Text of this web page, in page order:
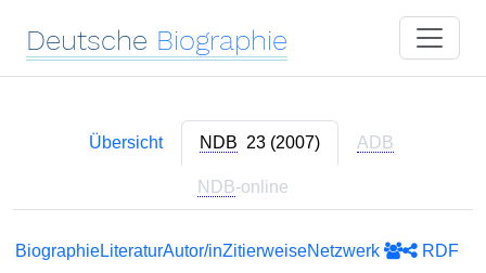
Deutsche Biographie
Übersicht NDB 23 (2007) ADB
NDB-online
BiographieLiteraturAutor/inZitierweiseNetzwerk
RDF